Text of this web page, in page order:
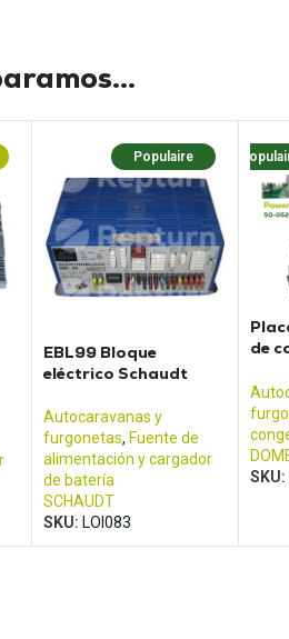
Populaire
EBL99 Bloque
eléctrico Schaudt
Autocaravanas y
furgonetas, Fuente de
alimentación y cargador
de batería
SCHAUDT
SKU: LOI083
de
SKU: